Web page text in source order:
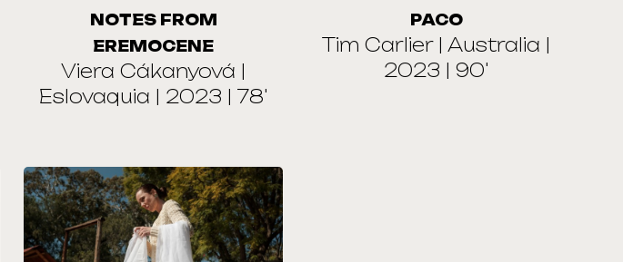
NOTES FROM
EREMOCENE
Viera Cákanyová |
Eslovaquia | 2023 | 78'
PACO
Tim Carlier | Australia |
2023 | 90'